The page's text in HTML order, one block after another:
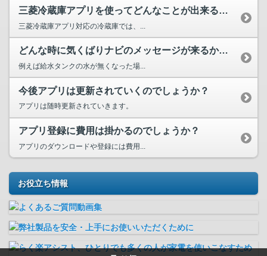
三菱冷蔵庫アプリを使ってどんなことが出来るのでしょうか？
三菱冷蔵庫アプリ対応の冷蔵庫では、...
どんな時に気くばりナビのメッセージが来るか、例を教えてくだ...
例えば給水タンクの水が無くなった場...
今後アプリは更新されていくのでしょうか？
アプリは随時更新されていきます。
アプリ登録に費用は掛かるのでしょうか？
アプリのダウンロードや登録には費用...
お役立ち情報